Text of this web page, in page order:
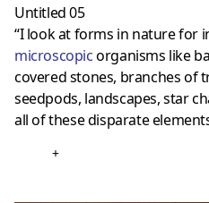
Untitled 05
“I look at forms in nature for
microscopicorganisms like
covered stones, branches of
seedpods, landscapes, star
all of these disparate
+